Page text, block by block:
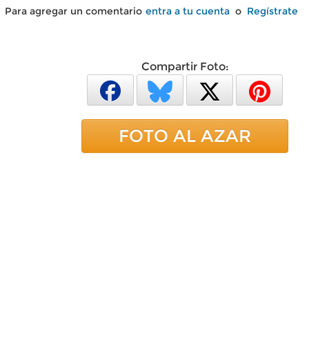
Para agregar un comentario entra a tu cuenta o Regístrate
Compartir Foto:
FOTO AL AZAR